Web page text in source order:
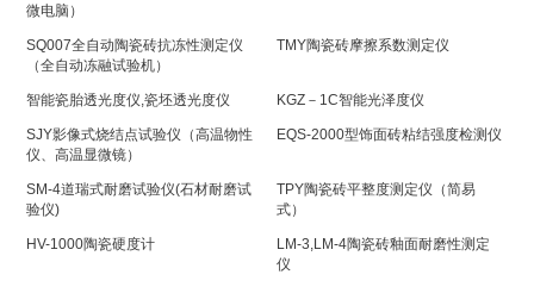
微电脑）
SQ007全自动陶瓷砖抗冻性测定仪
（全自动冻融试验机）
TMY陶瓷砖摩擦系数测定仪
智能瓷胎透光度仪,瓷坯透光度仪 KGZ－1C智能光泽度仪
SJY影像式烧结点试验仪（高温物性
仪、高温显微镜）
EQS-2000型饰面砖粘结强度检测仪
SM-4道瑞式耐磨试验仪(石材耐磨试
验仪)
TPY陶瓷砖平整度测定仪（简易
式）
HV-1000陶瓷硬度计
LM-3,LM-4陶瓷砖釉面耐磨性测定
仪